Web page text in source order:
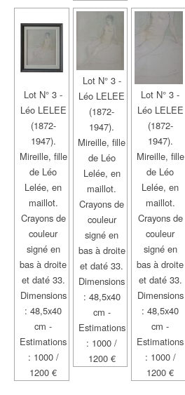
Lot N° 3 -
Léo LELEE
(1872-
1947).
Mireille, fille
de Léo
Lelée, en
maillot.
Crayons de
couleur
signé en
bas à droite
et daté 33.
Dimensions
: 48,5x40
cm -
Estimations
: 1000 /
1200 €
Lot N° 3 -
Léo LELEE
(1872-
1947).
Mireille, fille
de Léo
Lelée, en
maillot.
Crayons de
couleur
signé en
bas à droite
et daté 33.
Dimensions
: 48,5x40
cm -
Estimations
: 1000 /
1200 €
Lot N° 3 -
Léo LELEE
(1872-
1947).
Mireille, fille
de Léo
Lelée, en
maillot.
Crayons de
couleur
signé en
bas à droite
et daté 33.
Dimensions
: 48,5x40
cm -
Estimations
: 1000 /
1200 €